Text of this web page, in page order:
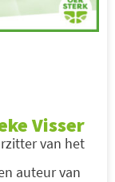
Visser
van het
auteur van